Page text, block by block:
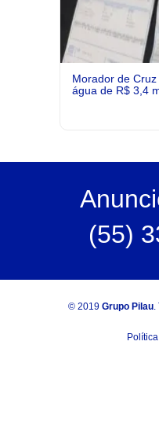
Morador de
água de R$ 3,4
(55)
© 2019 Grupo Pilau